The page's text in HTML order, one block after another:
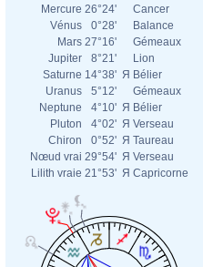
Mercure 26°24'
Cancer
Vénus
0°28'
Balance
Mars 27°16'
Gémeaux
Jupiter
8°21'
Lion
Saturne 14°38' Я Bélier
Uranus
5°12'
Gémeaux
Neptune
4°10' Я Bélier
Pluton
4°02' Я Verseau
Chiron
0°52' Я Taureau
Nœud vrai 29°54' Я Verseau
Lilith vraie 21°53' Я Capricorne